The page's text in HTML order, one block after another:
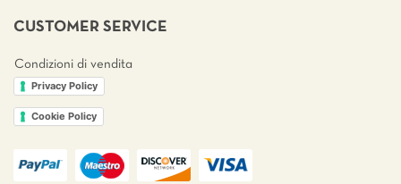
CUSTOMER SERVICE
Condizioni di vendita
Privacy Policy
Cookie Policy